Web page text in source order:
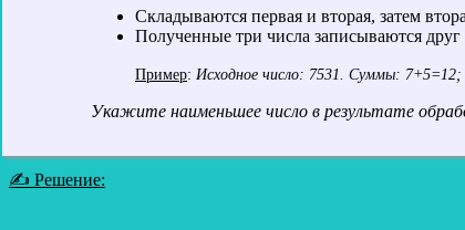
Складываются первая и вторая, затем
Полученные три числа записываются друг
Пример: Исходное число: 7531. Суммы:
Укажите наименьшее число в результате
✍ Решение: